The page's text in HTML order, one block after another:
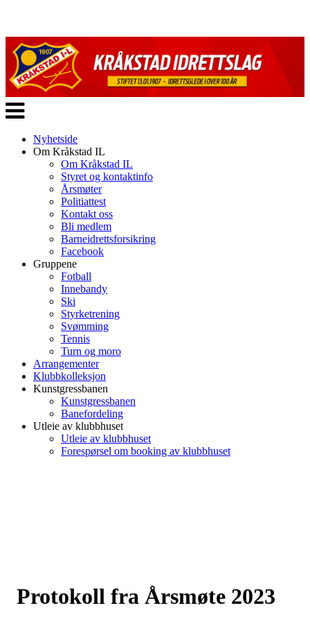
Veksle
navigasjon
Nyhetside
Om Kråkstad IL
Om Kråkstad IL
Styret og kontaktinfo
Årsmøter
Politiattest
Kontakt oss
Bli medlem
Barneidrettsforsikring
Facebook
Gruppene
Fotball
Innebandy
Ski
Styrketrening
Svømming
Tennis
Turn og moro
Arrangementer
Klubbkolleksjon
Kunstgressbanen
Kunstgressbanen
Banefordeling
Utleie av klubbhuset
Utleie av klubbhuset
Forespørsel om booking av klubbhuset
Protokoll fra Årsmøte 2023